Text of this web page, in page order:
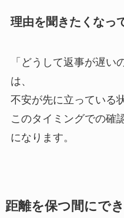
理由を聞きたくなっ
「どうして返事が遅い
は、
不安が先に立っている
このタイミングでの確
になります。
距離を保つ間にで